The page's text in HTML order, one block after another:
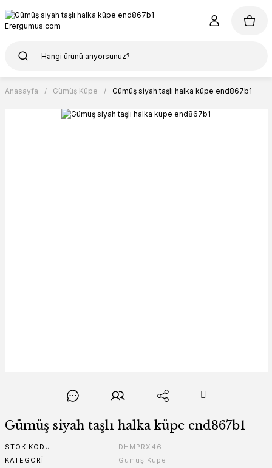
Anasayfa Gümüş Küpe Gümüş siyah taşlı halka küpe end867b1
Gümüş siyah taşlı halka küpe end867b1
STOK KODU
DHMPRX46
KATEGORI
Gümüş Küpe